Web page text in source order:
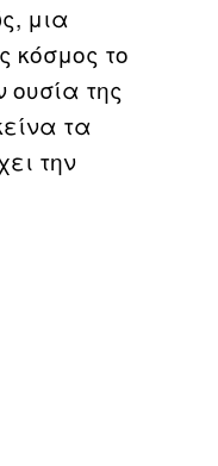
μια
κόσμος το
της
τα
την